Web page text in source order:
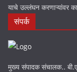
याचे उल्लंघन करणाऱ्यांवर
संपर्क
मुख्य संपादक संचालक..